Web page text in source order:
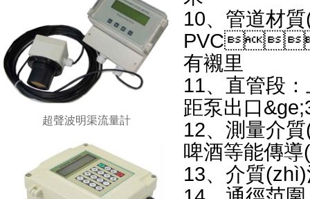
超聲波明渠流量計
10、管道材
PVC、
有襯里
11、直管段
距泵出口
12、測量介
啤酒等能傳
13、介質